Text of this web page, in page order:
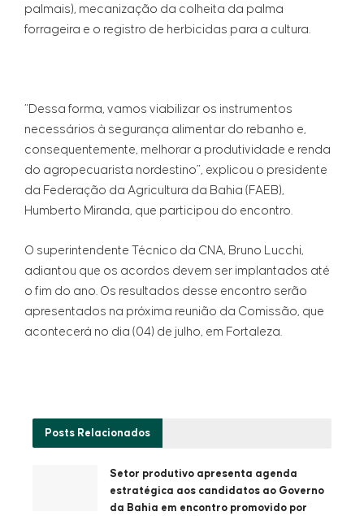
palmais), mecanização da colheita da palma
forrageira e o registro de herbicidas para a cultura.
“Dessa forma, vamos viabilizar os instrumentos
necessários à segurança alimentar do rebanho e,
consequentemente, melhorar a produtividade e renda
do agropecuarista nordestino”, explicou o presidente
da Federação da Agricultura da Bahia (FAEB),
Humberto Miranda, que participou do encontro.
O superintendente Técnico da CNA, Bruno Lucchi,
adiantou que os acordos devem ser implantados até
o fim do ano. Os resultados desse encontro serão
apresentados na próxima reunião da Comissão, que
acontecerá no dia (04) de julho, em Fortaleza.
Posts Relacionados
Setor produtivo apresenta agenda
estratégica aos candidatos ao Governo
da Bahia em encontro promovido por